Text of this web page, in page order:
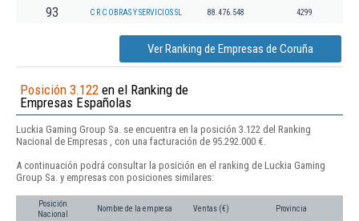
93 C R C OBRAS Y SERVICIOS SL 88.476.548 4299
Ver Ranking de Empresas de Coruña
Posición 3.122 en el Ranking de
Empresas Españolas
Luckia Gaming Group Sa. se encuentra en la posición 3.122 del Ranking
Nacional de Empresas , con una facturación de 95.292.000 €.
A continuación podrá consultar la posición en el ranking de Luckia Gaming
Group Sa. y empresas con posiciones similares:
Posición
Nacional
Nombre de la empresa Ventas (€) Provincia